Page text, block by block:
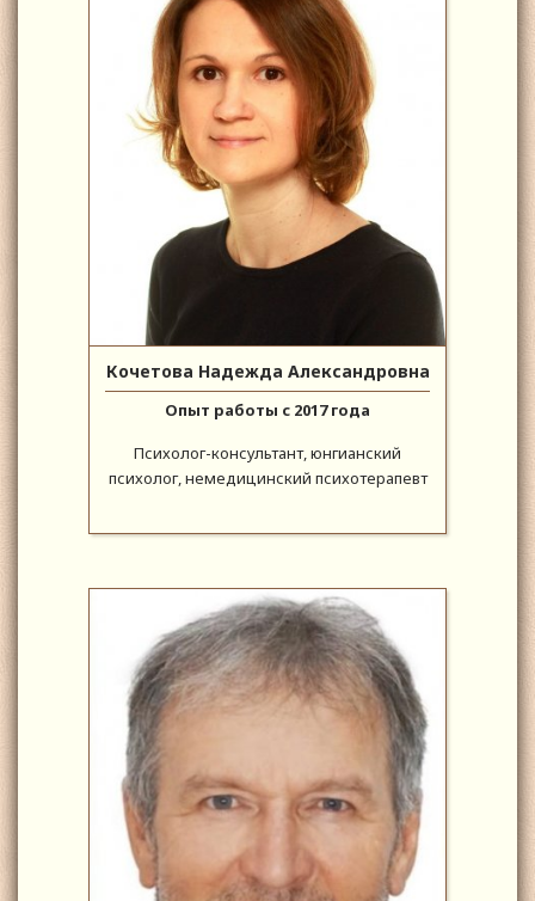
Кочетова Надежда Александровна
Опыт работы с 2017 года
Психолог-консультант, юнгианский
психолог, немедицинский психотерапевт